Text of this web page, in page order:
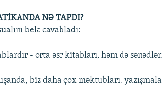
NƏ TAPDI?
belə cavabladı:
- orta əsr kitabları, həm də sənədlər.
biz daha çox məktubları,